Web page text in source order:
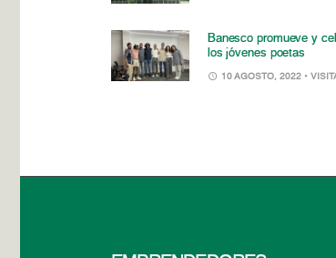
Banesco promueve y
los jóvenes poetas
10 AGOSTO, 2022 •